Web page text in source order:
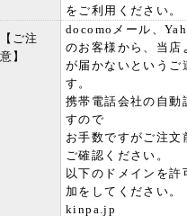
をご利用ください。
ご注
意】
docomoメール、
のお客様から、当店
が届かないというご
す。
携帯電話会社の自動
すので
お手数ですがご注文
ご確認ください。
以下のドメインを許
加をしてください。
kinpa.jp